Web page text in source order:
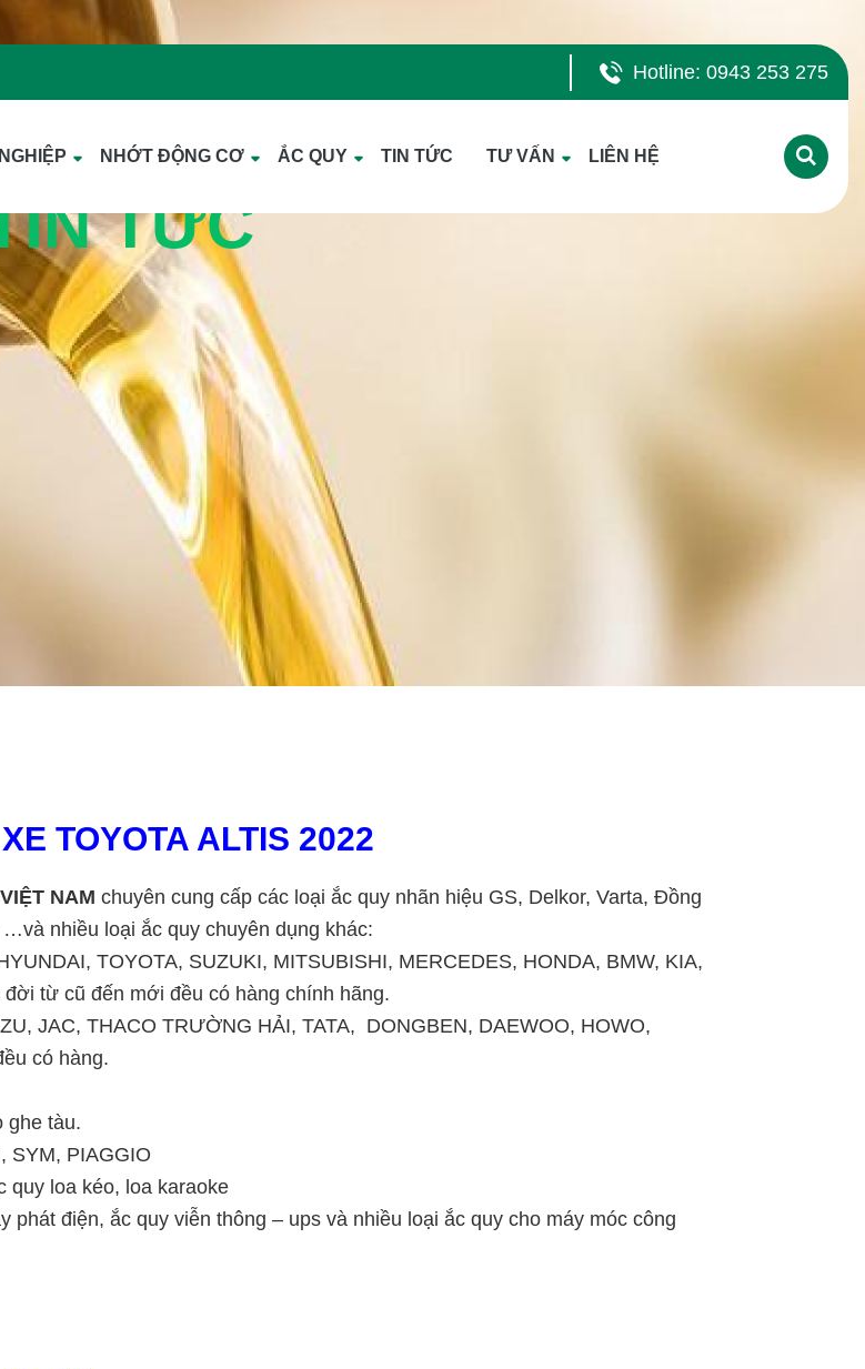
Hotline: 0943 253 275
NHỚT ĐỘNG CƠ ẮC QUY TIN TỨC TƯ VẤN LIÊN HỆ
TỨC
TOYOTA ALTIS 2022
NAM chuyên cung cấp các loại ắc quy nhãn hiệu GS, Delkor, Varta, Đồng
nhiều loại ắc quy chuyên dụng khác:
TOYOTA, SUZUKI, MITSUBISHI, MERCEDES, HONDA, BMW, KIA,
từ cũ đến mới đều có hàng chính hãng.
JAC, THACO TRƯỜNG HẢI, TATA, DONGBEN, DAEWOO, HOWO,
có hàng.
ghe tàu.
SYM, PIAGGIO
quy loa kéo, loa karaoke
điện, ắc quy viễn thông – ups và nhiều loại ắc quy cho máy móc công